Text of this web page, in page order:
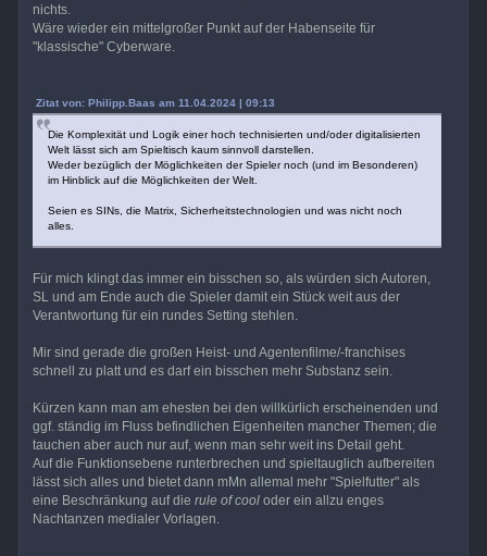
nichts.
Wäre wieder ein mittelgroßer Punkt auf der Habenseite für
"klassische" Cyberware.
Zitat von: Philipp.Baas am 11.04.2024 | 09:13
Die Komplexität und Logik einer hoch technisierten und/oder digitalisierten
Welt lässt sich am Spieltisch kaum sinnvoll darstellen.
Weder bezüglich der Möglichkeiten der Spieler noch (und im Besonderen)
im Hinblick auf die Möglichkeiten der Welt.
Seien es SINs, die Matrix, Sicherheitstechnologien und was nicht noch
alles.
Für mich klingt das immer ein bisschen so, als würden sich Autoren,
SL und am Ende auch die Spieler damit ein Stück weit aus der
Verantwortung für ein rundes Setting stehlen.
Mir sind gerade die großen Heist- und Agentenfilme/-franchises
schnell zu platt und es darf ein bisschen mehr Substanz sein.
Kürzen kann man am ehesten bei den willkürlich erscheinenden und
ggf. ständig im Fluss befindlichen Eigenheiten mancher Themen; die
tauchen aber auch nur auf, wenn man sehr weit ins Detail geht.
Auf die Funktionsebene runterbrechen und spieltauglich aufbereiten
lässt sich alles und bietet dann mMn allemal mehr "Spielfutter" als
eine Beschränkung auf die rule of cooloder ein allzu enges
Nachtanzen medialer Vorlagen.